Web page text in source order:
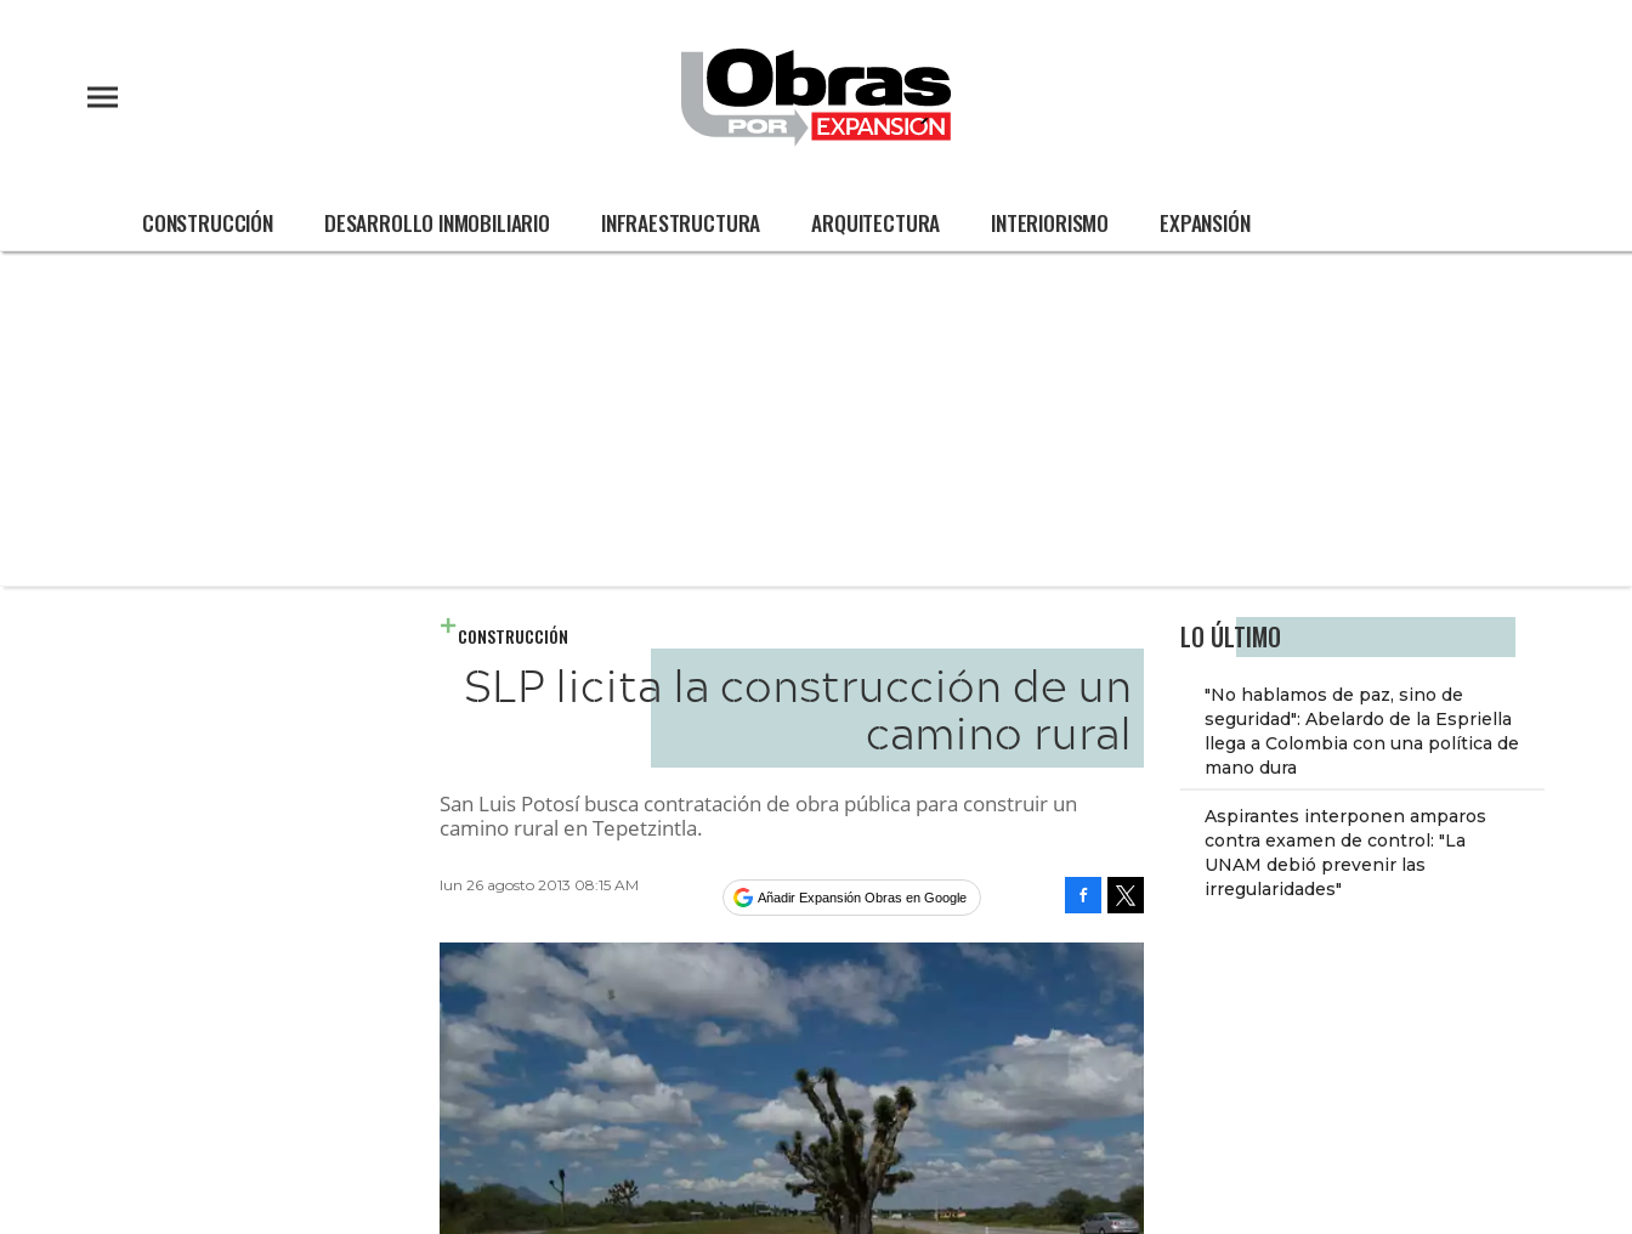
CONSTRUCCIÓN DESARROLLO INMOBILIARIO INFRAESTRUCTURA ARQUITECTURA INTERIORISMO EXPANSIÓN
LO ÚLTIMO
"No hablamos de paz, sino de
seguridad": Abelardo de la Espriella
llega a Colombia con una política de
mano dura
Aspirantes interponen amparos
contra examen de control: "La
UNAM debió prevenir las
irregularidades"
CONSTRUCCIÓN
SLP licita la construcción de un
camino rural
San Luis Potosí busca contratación de obra pública para construir un
camino rural en Tepetzintla.
lun 26 agosto 2013 08:15 AM
Añadir Expansión Obras en Google